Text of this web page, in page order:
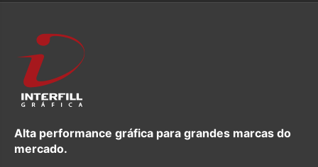
Alta performance gráfica para grandes marcas do
mercado.